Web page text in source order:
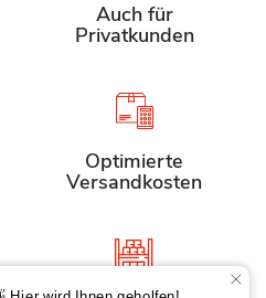
Auch für
Privatkunden
Optimierte
Versandkosten